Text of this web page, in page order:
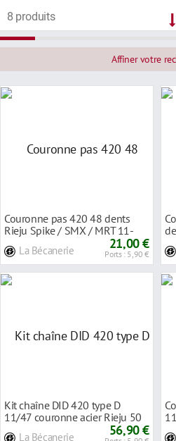
8 produits
Affiner votre
Couronne pas 420 48 dents
Rieju Spike / SMX / MRT 11-
La Bécanerie 21,00 €
Ports : 5,90 €
Kit chaîne DID 420 type D
11/47 couronne acier Rieju 50
La Bécanerie 56,90 €